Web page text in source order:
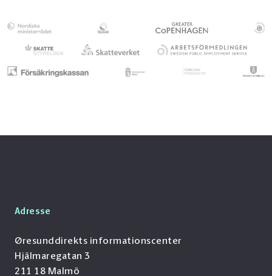
Adresse
Øresunddirekts informationscenter
Hjälmaregatan 3
211 18 Malmö